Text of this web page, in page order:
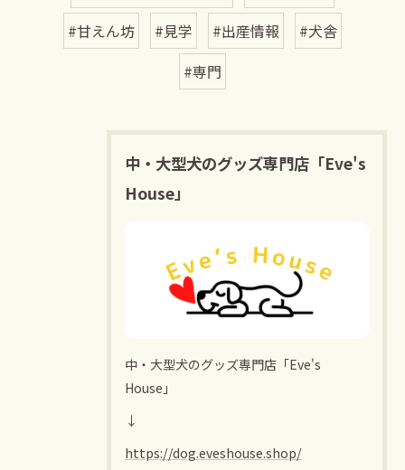
#甘えん坊
#見学 #出産情報
#犬舎
#専門
中・大型犬のグッズ専門店「Eve's
House」
中・大型犬のグッズ専門店「Eve's
House」
↓
https://dog.eveshouse.shop/